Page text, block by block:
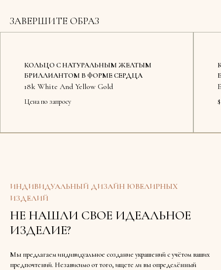
ЗАВЕРШИТЕ ОБРАЗ
КОЛЬЦО С НАТУРАЛЬНЫМ ЖЕЛТЫМ
БРИЛЛИАНТОМ В ФОРМЕ СЕРДЦА
18k White And Yellow Gold
Цена по запросу
ИНДИВИДУАЛЬНЫЙ ДИЗАЙН ЮВЕЛИРНЫХ
ИЗДЕЛИЙ
НЕ НАШЛИ СВОЕ ИДЕАЛЬНОЕ
ИЗДЕЛИЕ?
Мы предлагаем индивидуальное создание украшений с учётом ваших
предпочтений. Независимо от того, ищете ли вы определённый